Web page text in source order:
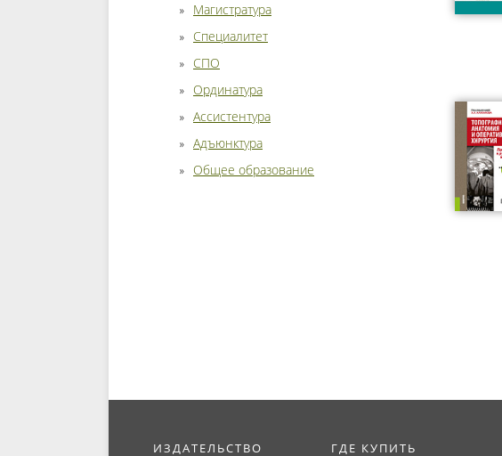
Магистратура
Специалитет
СПО
Ординатура
Ассистентура
Адъюнктура
Общее образование
ИЗДАТЕЛЬСТВО ГДЕ КУПИТЬ